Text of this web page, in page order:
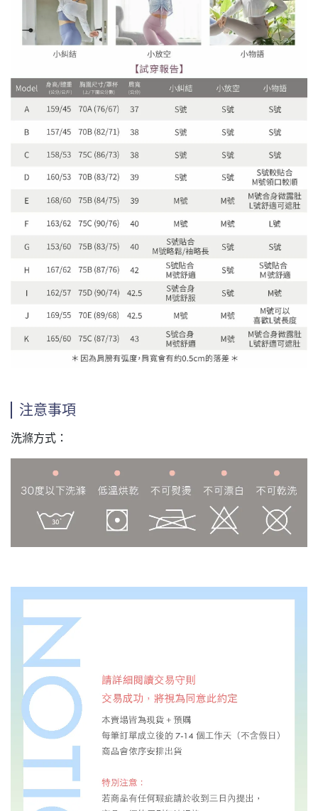
注意事項
洗滌方式：